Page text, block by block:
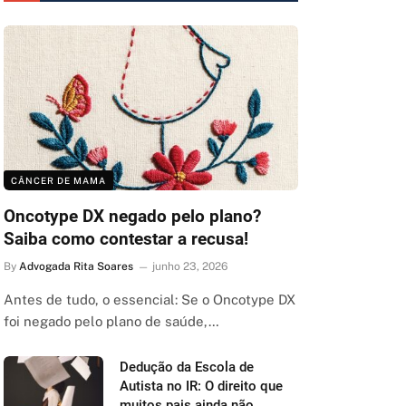
CÂNCER DE MAMA
Oncotype DX negado pelo plano?
Saiba como contestar a recusa!
By Advogada Rita Soares junho 23, 2026
Antes de tudo, o essencial: Se o Oncotype DX
foi negado pelo plano de saúde,…
Dedução da Escola de
Autista no IR: O direito que